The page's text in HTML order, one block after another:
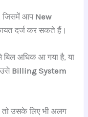
जिसमें आप New
दर्ज कर सकते हैं।
अधिक आ गया है, या
उसे Billing System
उसके लिए भी अलग